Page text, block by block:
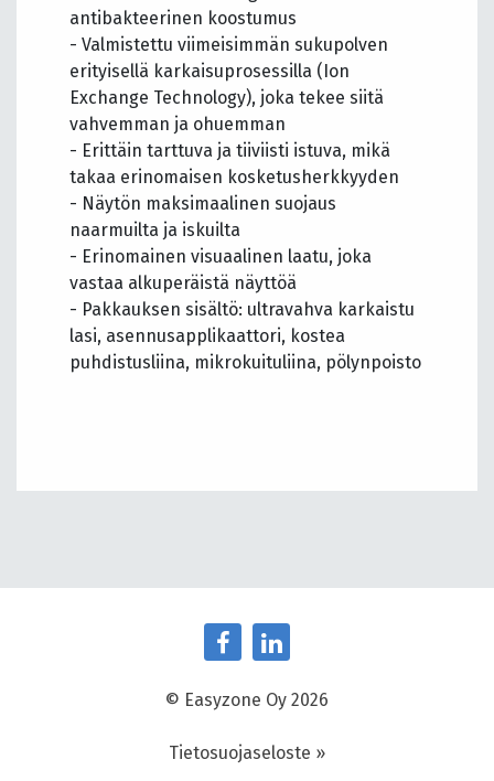
antibakteerinen koostumus
- Valmistettu viimeisimmän sukupolven
erityisellä karkaisuprosessilla (Ion
Exchange Technology), joka tekee siitä
vahvemman ja ohuemman
- Erittäin tarttuva ja tiiviisti istuva, mikä
takaa erinomaisen kosketusherkkyyden
- Näytön maksimaalinen suojaus
naarmuilta ja iskuilta
- Erinomainen visuaalinen laatu, joka
vastaa alkuperäistä näyttöä
- Pakkauksen sisältö: ultravahva karkaistu
lasi, asennusapplikaattori, kostea
puhdistusliina, mikrokuituliina, pölynpoisto
© Easyzone Oy 2026
Tietosuojaseloste »